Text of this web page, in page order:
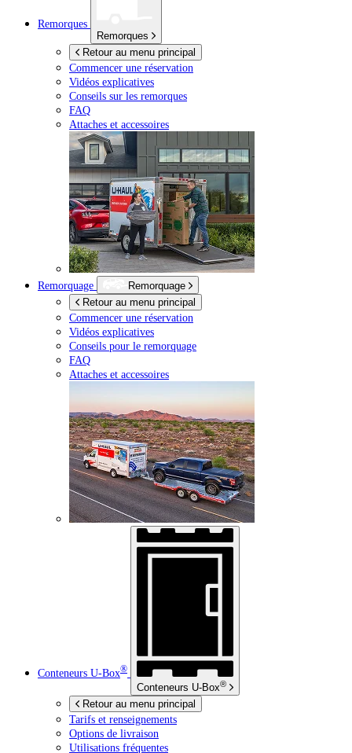
Remorques
Remorques
Retour au menu principal
Commencer une réservation
Vidéos explicatives
Conseils sur les remorques
FAQ
Attaches et accessoires
Remorquage
Remorquage
Retour au menu principal
Commencer une réservation
Vidéos explicatives
Conseils pour le remorquage
FAQ
Attaches et accessoires
Conteneurs U-Box®
Conteneurs U-Box®
Retour au menu principal
Tarifs et renseignements
Options de livraison
Utilisations fréquentes